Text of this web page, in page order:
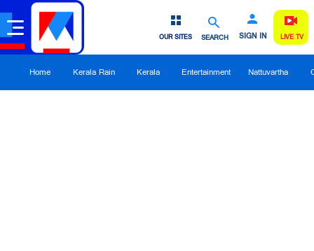
SEARCH SIGN IN
OUR SITES LIVE TV
Home Kerala Rain Kerala Entertainment Nattuvartha